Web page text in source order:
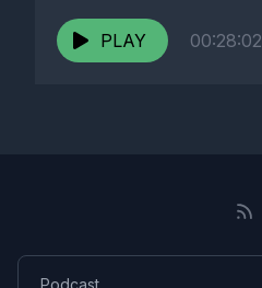
doen, en...
PLAY
00:28:02
Podcast